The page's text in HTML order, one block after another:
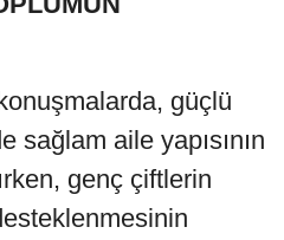
güçlü
sağlam aile yapısının
genç çiftlerin